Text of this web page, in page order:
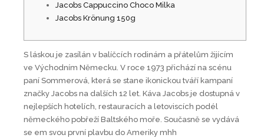
Jacobs Cappuccino Choco Milka
Jacobs Krönung 150g
S láskou je zasílán v balíčcích rodinám a přátelům žijícím
ve Východním Německu. V roce 1973 přichází na scénu
paní Sommerová, která se stane ikonickou tváří kampaní
značky Jacobs na dalších 12 let. Káva Jacobs je dostupná v
nejlepších hotelích, restauracích a letoviscích podél
německého pobřeží Baltského moře. Současně se vydává
se em svou první plavbu do Ameriky mhh